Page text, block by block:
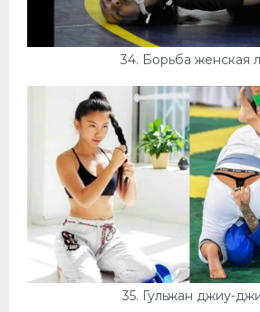
34. Борьба женская
35. Гульжан джиу-